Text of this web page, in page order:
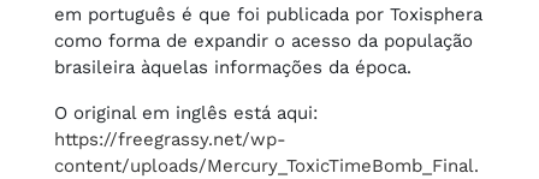
em português é que foi publicada por Toxisphera
como forma de expandir o acesso da população
brasileira àquelas informações da época.
O original em inglês está aqui:
https://freegrassy.net/wp-
content/uploads/Mercury_ToxicTimeBomb_Final.